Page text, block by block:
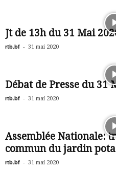
Jt de 13h du 31 Mai
rtb.bf - 31 mai 2020
Débat de Presse du 31
rtb.bf - 31 mai 2020
Assemblée Nationale:
commun du jardin
rtb.bf - 31 mai 2020